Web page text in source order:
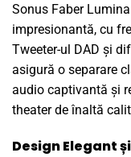
Sonus Faber
impresionantă, cu
Tweeter-ul DAD și
asigură o separare
audio captivantă și
theater de înaltă
Design Elegant